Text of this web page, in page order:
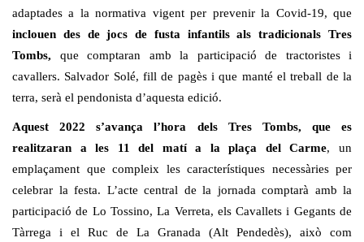
adaptades a la normativa vigent per prevenir la Covid-19, que
inclouen des de jocs de fusta infantils als tradicionals Tres
Tombs, que comptaran amb la participació de tractoristes i
cavallers. Salvador Solé, fill de pagès i que manté el treball de la
terra, serà el pendonista d’aquesta edició.
Aquest 2022 s’avança l’hora dels Tres Tombs, que es
realitzaran a les 11 del matí a la plaça del Carme, un
emplaçament que compleix les característiques necessàries per
celebrar la festa. L’acte central de la jornada comptarà amb la
participació de Lo Tossino, La Verreta, els Cavallets i Gegants de
Tàrrega i el Ruc de La Granada (Alt Pendedès), això com